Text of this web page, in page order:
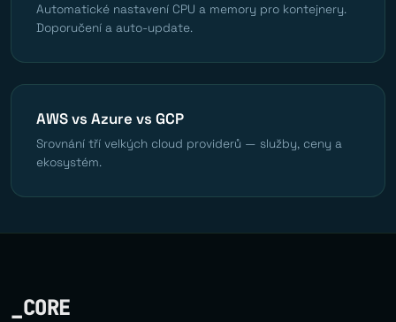
Automatické nastavení CPU a memory pro kontejnery.
Doporučení a auto-update.
AWS vs Azure vs GCP
Srovnání tří velkých cloud providerů — služby, ceny a
ekosystém.
_CORE